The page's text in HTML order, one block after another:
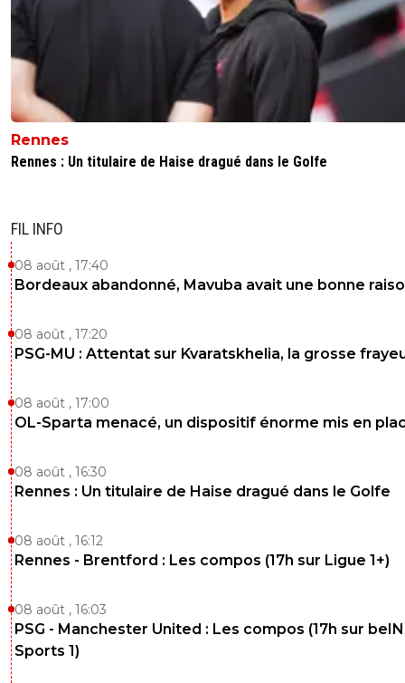
Rennes
Rennes : Un titulaire de Haise dragué dans le Golfe
FIL INFO
08 août , 17:40
Bordeaux abandonné, Mavuba avait une bonne
08 août , 17:20
PSG-MU : Attentat sur Kvaratskhelia, la grosse
08 août , 17:00
OL-Sparta menacé, un dispositif énorme mis en
08 août , 16:30
Rennes : Un titulaire de Haise dragué dans le Golfe
08 août , 16:12
Rennes - Brentford : Les compos (17h sur Ligue 1+)
08 août , 16:03
PSG - Manchester United : Les compos (17h sur beIN
Sports 1)